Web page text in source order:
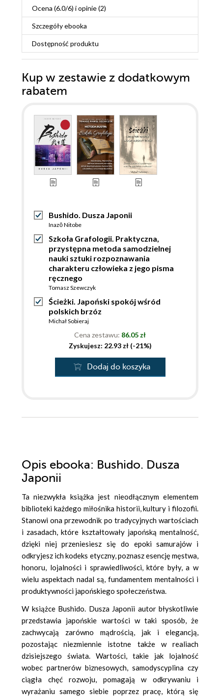
Ocena (6.0/6) i opinie (2)
Szczegółyebooka
Dostępność produktu
Kup w zestawie z dodatkowym
rabatem
Bushido. Dusza Japonii
Inazō Nitobe
Szkoła Grafologii. Praktyczna,
przystępna metoda samodzielnej
nauki sztuki rozpoznawania
charakteru człowieka z jego pisma
ręcznego
Tomasz Szewczyk
Ścieżki. Japoński spokój wśród
polskich brzóz
Michał Sobieraj
Cena zestawu: 86.05 zł
Zyskujesz: 22.93 zł (-21%)
Dodaj do koszyka
Opis ebooka: Bushido. Dusza
Japonii
Ta niezwykła książka jest nieodłącznym elementem
biblioteki każdego miłośnika historii, kultury i filozofii.
Stanowi ona przewodnik po tradycyjnych wartościach
i zasadach, które kształtowały japońską mentalność,
dzięki niej przeniesiesz się do epoki samurajów i
odkryjesz ich kodeks etyczny, poznasz esencję męstwa,
honoru, lojalności i sprawiedliwości, które były, a w
wielu aspektach nadal są, fundamentem mentalności i
produktywności japońskiego społeczeństwa.
W książce Bushido. Dusza Japonii autor błyskotliwie
przedstawia japońskie wartości w taki sposób, że
zachwycają zarówno mądrością, jak i elegancją,
pozostając niezmiennie istotne także w realiach
dzisiejszego świata. Wartości, takie jak lojalność
wobec partnerów biznesowych, samodyscyplina czy
ciągła chęć rozwoju, pomagają w odkrywaniu i
wyrażaniu samego siebie poprzez pracę, którą się